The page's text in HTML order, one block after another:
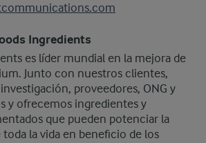
Ingredients
es líder mundial en la mejora de
Junto con nuestros clientes,
proveedores, ONG y
y ofrecemos ingredientes y
que pueden potenciar la
la vida en beneficio de los